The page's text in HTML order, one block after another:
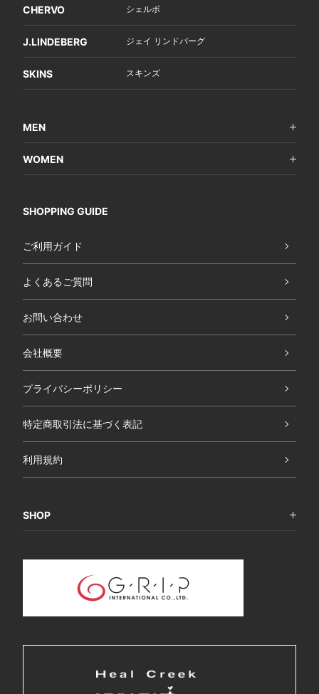
CHERVO シェルボ
J.LINDEBERG ジェイ リンドバーグ
SKINS スキンズ
MEN
WOMEN
SHOPPING GUIDE
ご利用ガイド
よくあるご質問
お問い合わせ
会社概要
プライバシーポリシー
特定商取引法に基づく表記
利用規約
SHOP